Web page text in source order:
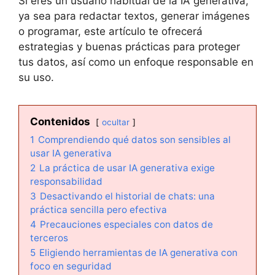
ya sea para redactar textos, generar imágenes
o programar, este artículo te ofrecerá
estrategias y buenas prácticas para proteger
tus datos, así como un enfoque responsable en
su uso.
Contenidos ocultar
1 Comprendiendo qué datos son sensibles al
usar IA generativa
2 La práctica de usar IA generativa exige
responsabilidad
3 Desactivando el historial de chats: una
práctica sencilla pero efectiva
4 Precauciones especiales con datos de
terceros
5 Eligiendo herramientas de IA generativa con
foco en seguridad